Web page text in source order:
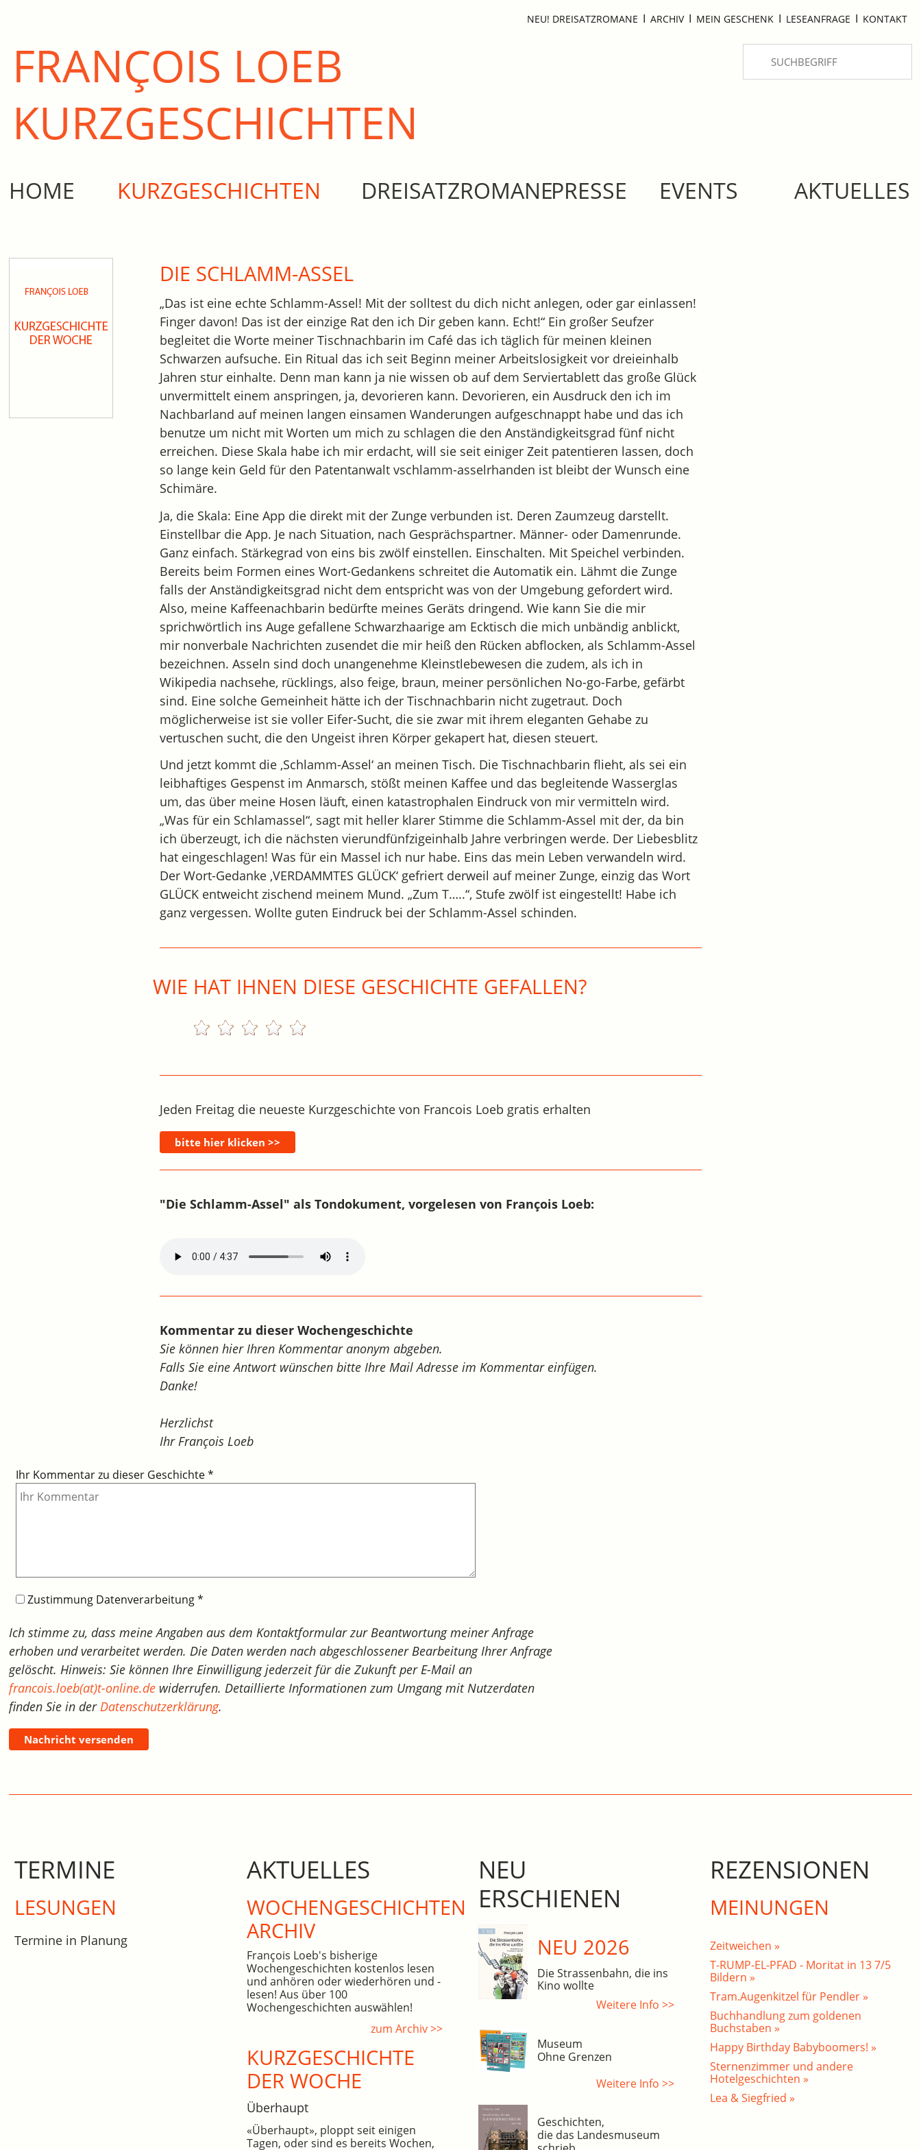
NEU! DREISATZROMANE I ARCHIV I MEIN GESCHENK I LESEANFRAGE I KONTAKT
FRANÇOIS LOEB
KURZ­GESCHICHTEN
HOME KURZGESCHICHTEN DREISATZROMANEPRESSE EVENTS AKTUELLES
DIE SCHLAMM-ASSEL
„Das ist eine echte Schlamm-Assel! Mit der solltest du dich nicht anlegen, oder gar einlassen!
Finger davon! Das ist der einzige Rat den ich Dir geben kann. Echt!“ Ein großer Seufzer
begleitet die Worte meiner Tischnachbarin im Café das ich täglich für meinen kleinen
Schwarzen aufsuche. Ein Ritual das ich seit Beginn meiner Arbeitslosigkeit vor dreieinhalb
Jahren stur einhalte. Denn man kann ja nie wissen ob auf dem Serviertablett das große Glück
unvermittelt einem anspringen, ja, devorieren kann. Devorieren, ein Ausdruck den ich im
Nachbarland auf meinen langen einsamen Wanderungen aufgeschnappt habe und das ich
benutze um nicht mit Worten um mich zu schlagen die den Anständigkeitsgrad fünf nicht
erreichen. Diese Skala habe ich mir erdacht, will sie seit einiger Zeit patentieren lassen, doch
so lange kein Geld für den Patentanwalt vschlamm-asselrhanden ist bleibt der Wunsch eine
Schimäre.
Ja, die Skala: Eine App die direkt mit der Zunge verbunden ist. Deren Zaumzeug darstellt.
Einstellbar die App. Je nach Situation, nach Gesprächspartner. Männer- oder Damenrunde.
Ganz einfach. Stärkegrad von eins bis zwölf einstellen. Einschalten. Mit Speichel verbinden.
Bereits beim Formen eines Wort-Gedankens schreitet die Automatik ein. Lähmt die Zunge
falls der Anständigkeitsgrad nicht dem entspricht was von der Umgebung gefordert wird.
Also, meine Kaffeenachbarin bedürfte meines Geräts dringend. Wie kann Sie die mir
sprichwörtlich ins Auge gefallene Schwarzhaarige am Ecktisch die mich unbändig anblickt,
mir nonverbale Nachrichten zusendet die mir heiß den Rücken abflocken, als Schlamm-Assel
bezeichnen. Asseln sind doch unangenehme Kleinstlebewesen die zudem, als ich in
Wikipedia nachsehe, rücklings, also feige, braun, meiner persönlichen No-go-Farbe, gefärbt
sind. Eine solche Gemeinheit hätte ich der Tischnachbarin nicht zugetraut. Doch
möglicherweise ist sie voller Eifer-Sucht, die sie zwar mit ihrem eleganten Gehabe zu
vertuschen sucht, die den Ungeist ihren Körper gekapert hat, diesen steuert.
Und jetzt kommt die ‚Schlamm-Assel‘ an meinen Tisch. Die Tischnachbarin flieht, als sei ein
leibhaftiges Gespenst im Anmarsch, stößt meinen Kaffee und das begleitende Wasserglas
um, das über meine Hosen läuft, einen katastrophalen Eindruck von mir vermitteln wird.
„Was für ein Schlamassel“, sagt mit heller klarer Stimme die Schlamm-Assel mit der, da bin
ich überzeugt, ich die nächsten vierundfünfzigeinhalb Jahre verbringen werde. Der Liebesblitz
hat eingeschlagen! Was für ein Massel ich nur habe. Eins das mein Leben verwandeln wird.
Der Wort-Gedanke ‚VERDAMMTES GLÜCK‘ gefriert derweil auf meiner Zunge, einzig das Wort
GLÜCK entweicht zischend meinem Mund. „Zum T…..“, Stufe zwölf ist eingestellt! Habe ich
ganz vergessen. Wollte guten Eindruck bei der Schlamm-Assel schinden.
WIE HAT IHNEN DIESE GESCHICHTE GEFALLEN?
Jeden Freitag die neueste Kurzgeschichte von Francois Loeb gratis erhalten
"Die Schlamm-Assel" als Tondokument, vorgelesen von François Loeb:
Kommentar zu dieser Wochengeschichte
Sie können hier Ihren Kommentar anonym abgeben.
Falls Sie eine Antwort wünschen bitte Ihre Mail Adresse im Kommentar einfügen.
Danke!
Herzlichst
Ihr François Loeb
Ihr Kommentar zu dieser Geschichte*
Zustimmung Datenverarbeitung*
Ich stimme zu, dass meine Angaben aus dem Kontaktformular zur Beantwortung meiner Anfrage
erhoben und verarbeitet werden. Die Daten werden nach abgeschlossener Bearbeitung Ihrer Anfrage
gelöscht. Hinweis: Sie können Ihre Einwilligung jederzeit für die Zukunft per E-Mail an
francois.loeb(at)t-online.de widerrufen. Detaillierte Informationen zum Umgang mit Nutzerdaten
finden Sie in der Datenschutzerklärung.
Nachricht versenden
TERMINE
LESUNGEN
Termine in Planung
AKTUELLES
WOCHEN­GE­SCHICHTEN
ARCHIV
François Loeb's bisherige
Wochengeschichten kostenlos lesen
und anhören oder wiederhören und -
lesen! Aus über 100
Wochengeschichten auswählen!
zum Archiv >>
KURZGESCHICHTE
DER WOCHE
Überhaupt
«Überhaupt», ploppt seit einigen
Tagen, oder sind es bereits Wochen,
NEU
ERSCHIENEN
NEU 2026
Die Strassenbahn, die ins
Kino wollte
Weitere Info >>
Museum
Ohne Grenzen
Weitere Info >>
Geschichten,
die das Landesmuseum
REZENSIONEN
MEINUNGEN
Zeitweichen »
T-RUMP-EL-PFAD - Moritat in 13 7/5
Bildern »
Tram.Augenkitzel für Pendler »
Buchhandlung zum goldenen
Buchstaben »
Happy Birthday Babyboomers! »
Sternenzimmer und andere
Hotelgeschichten »
Lea & Siegfried »